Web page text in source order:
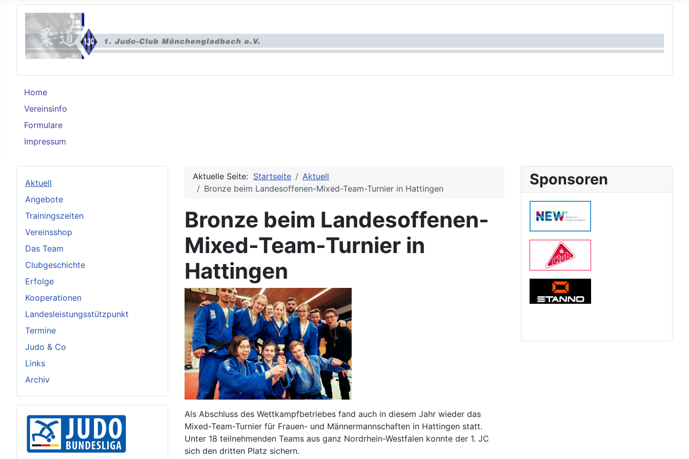
Home
Vereinsinfo
Formulare
Impressum
Aktuell
Angebote
Trainingszeiten
Vereinsshop
Das Team
Clubgeschichte
Erfolge
Kooperationen
Landesleistungsstützpunkt
Termine
Judo & Co
Links
Archiv
Aktuelle Seite: Startseite
Aktuell
Bronze beim Landesoffenen-Mixed-Team-Turnier in Hattingen
Bronze beim Landesoffenen-
Mixed-Team-Turnier in
Hattingen
Als Abschluss des Wettkampfbetriebes fand auch in diesem Jahr wieder das
Mixed-Team-Turnier für Frauen- und Männermannschaften in Hattingen statt.
Unter 18 teilnehmenden Teams aus ganz Nordrhein-Westfalen konnte der 1. JC
sich den dritten Platz sichern.
Sponsoren